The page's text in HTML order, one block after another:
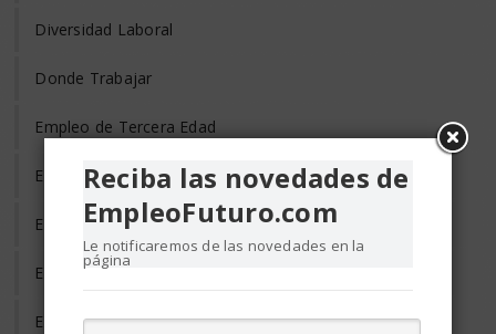
Diversidad Laboral
Donde Trabajar
Empleo de Tercera Edad
Empleo Discapacitados
Empleo en el Mundo
Empleo Freelance
Empleo Informal
Reciba las novedades de
EmpleoFuturo.com
Le notificaremos de las novedades en la
página